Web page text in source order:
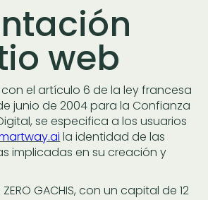
web
el artículo 6 de la ley francesa
junio de 2004 para la Confianza
se especifica a los usuarios
la identidad de las
implicadas en su creación y
ZERO GACHIS, con un capital de 12